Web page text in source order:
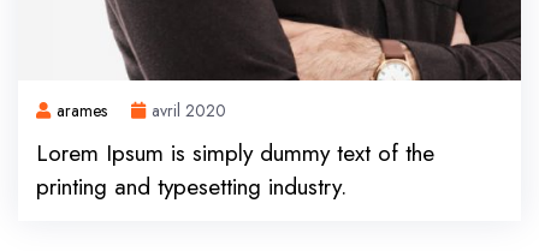
arames avril 2020
Lorem Ipsum is simply dummy text of the
printing and typesetting industry.